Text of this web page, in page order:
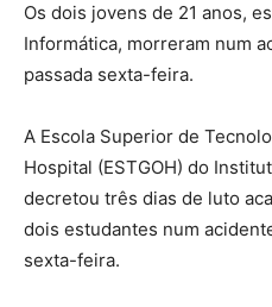
Os dois jovens de 21 anos,
Informática, morreram num
passada sexta-feira.
A Escola Superior de
Hospital (ESTGOH) do
decretou três dias de luto
dois estudantes num
sexta-feira.